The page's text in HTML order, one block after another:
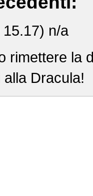
n/a
rimettere la
Dracula!